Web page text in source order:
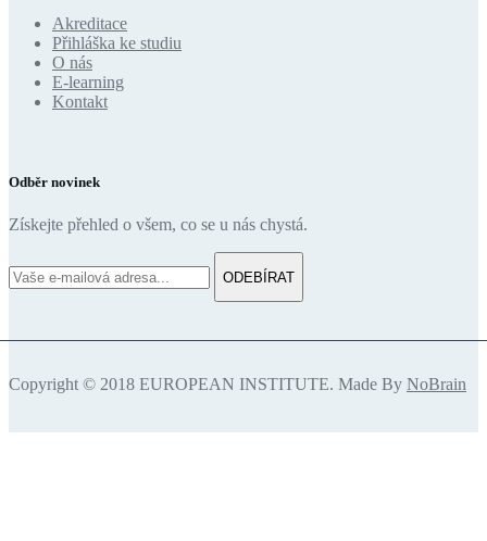
Akreditace
Přihláška ke studiu
O nás
E-learning
Kontakt
Odběr novinek
Získejte přehled o všem, co se u nás chystá.
ODEBÍRAT
Copyright © 2018 EUROPEAN INSTITUTE. Made By NoBrain